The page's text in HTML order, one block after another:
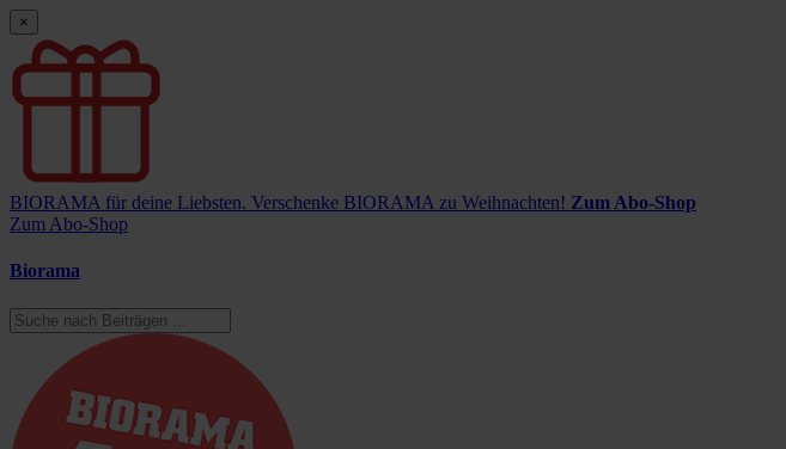
×
BIORAMA für deine Liebsten. Verschenke BIORAMA zu Weihnachten! Zum Abo-Shop
Zum Abo-Shop
Biorama